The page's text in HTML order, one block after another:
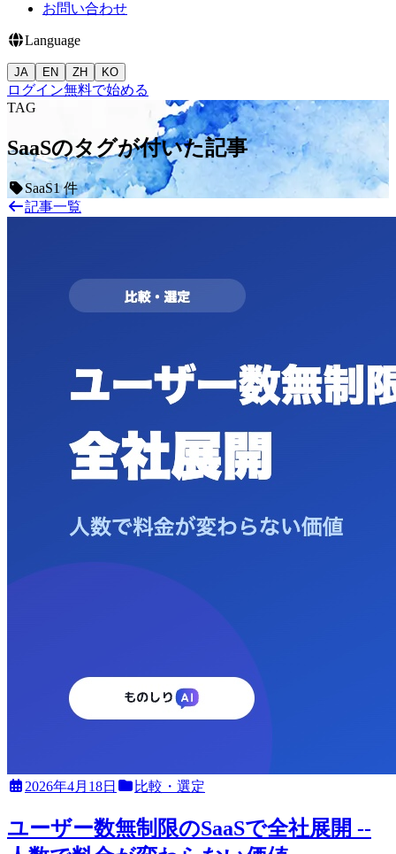
お問い合わせ
Language
JA EN ZH KO
ログイン無料で始める
TAG
SaaSのタグが付いた記事
SaaS1 件
記事一覧
2026年4月18日 比較・選定
ユーザー数無制限のSaaSで全社展開 --